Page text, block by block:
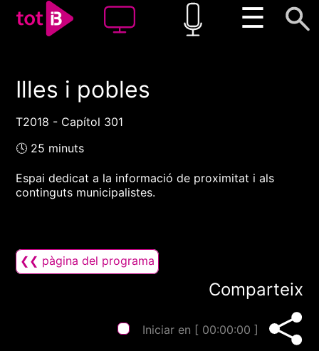
☰
00:00 00:00
1x
Illes i pobles
T2018 - Capítol 301
🕓 25 minuts
Espai dedicat a la informació de proximitat i als
continguts municipalistes.
❮❮ pàgina del programa
Comparteix
Iniciar en [ 00:00:00 ]